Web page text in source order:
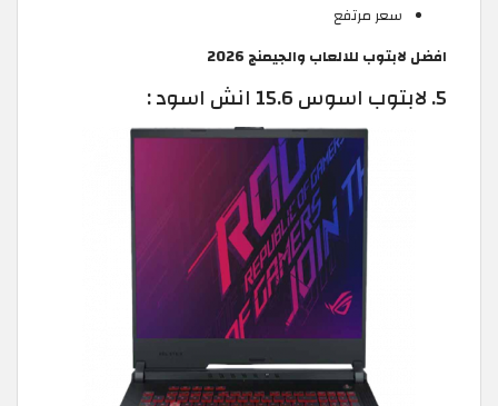
سعر مرتفع
افضل لابتوب للالعاب والجيمنج 2026
5. لابتوب اسوس 15.6 انش اسود :